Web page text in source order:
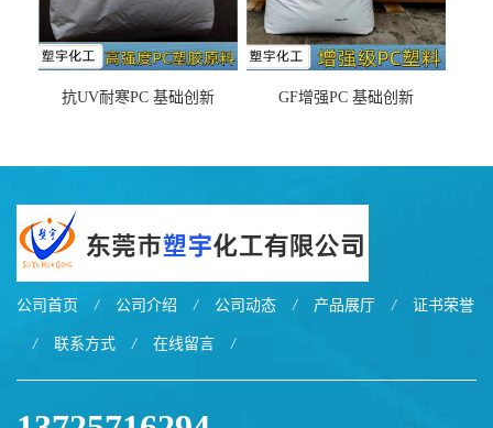
抗UV耐寒PC 基础创新
GF增强PC 基础创新
公司首页 / 公司介绍 / 公司动态 / 产品展厅 / 证书荣誉
/ 联系方式 / 在线留言 /